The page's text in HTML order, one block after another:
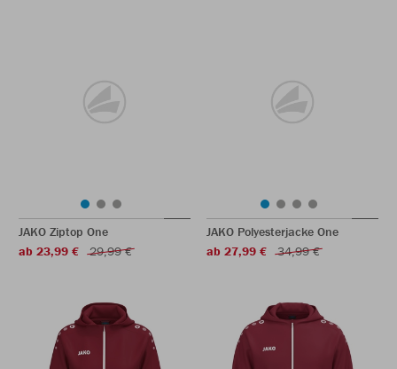
JAKO Ziptop One
ab 23,99 €
29,99 €
JAKO Polyesterjacke One
ab 27,99 €
34,99 €